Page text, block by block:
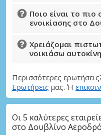
Ποιο είναι το πιο
ενοικίασης στο
Χρειάζομαι
νοικιάσω
Περισσότερες
Ερωτήσεις μας. Ή
Οι 5 καλύτερες
στο Δουβλίνο